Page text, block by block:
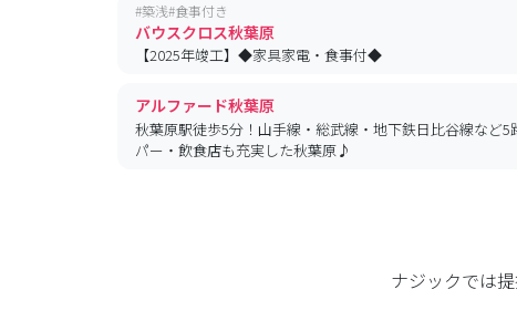
#築浅#食事付き
バウスクロス秋葉原
【2025年竣工】◆家具家電・食事付◆
アルファード秋葉原
秋葉原駅徒歩5分！山手線・総武線・地下鉄日比谷線など
パー・飲食店も充実した秋葉原♪
ナジックでは